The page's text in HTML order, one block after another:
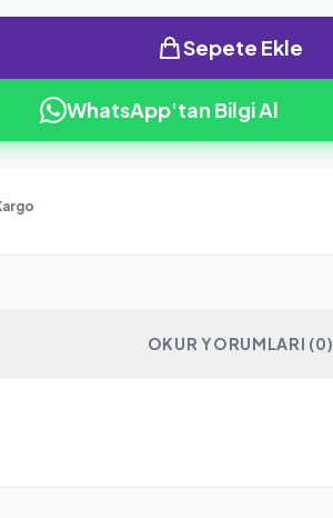
Sepete Ekle
WhatsApp'tan Bilgi Al
OKUR YORUMLARI (0)